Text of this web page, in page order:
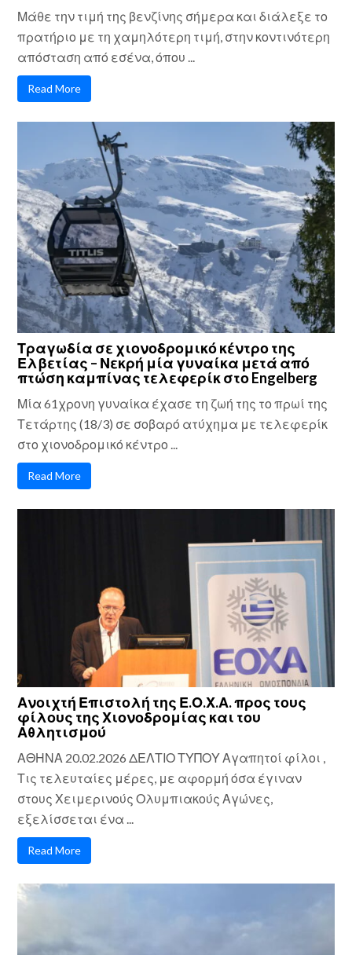
Μάθε την τιμή της βενζίνης σήμερα και διάλεξε το
πρατήριο με τη χαμηλότερη τιμή, στην κοντινότερη
απόσταση από εσένα, όπου ...
Read More
Τραγωδία σε χιονοδρομικό κέντρο της
Ελβετίας – Νεκρή μία γυναίκα μετά από
πτώση καμπίνας τελεφερίκ στο Engelberg
Μία 61χρονη γυναίκα έχασε τη ζωή της το πρωί της
Τετάρτης (18/3) σε σοβαρό ατύχημα με τελεφερίκ
στο χιονοδρομικό κέντρο ...
Read More
Ανοιχτή Επιστολή της Ε.Ο.Χ.Α. προς τους
φίλους της Χιονοδρομίας και του
Αθλητισμού
ΑΘΗΝΑ 20.02.2026 ΔΕΛΤΙΟ ΤΥΠΟΥ Αγαπητοί φίλοι ,
Τις τελευταίες μέρες, με αφορμή όσα έγιναν
στους Χειμερινούς Ολυμπιακούς Αγώνες,
εξελίσσεται ένα ...
Read More